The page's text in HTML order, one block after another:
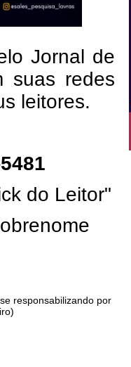
Jornal de
suas redes
leitores.
do Leitor"
responsabilizando por